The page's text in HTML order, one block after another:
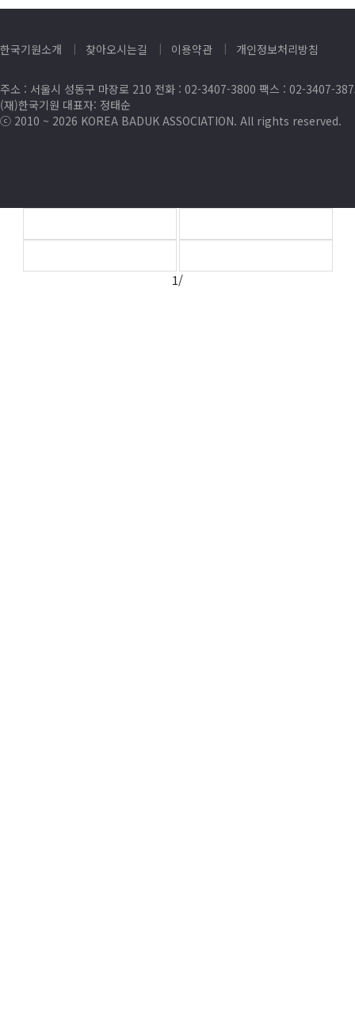
한국기원소개 찾아오시는길 이용약관 개인정보처리방침
주소 : 서울시 성동구 마장로 210 전화 : 02-3407-3800 팩스 : 02-3407-
(재)한국기원 대표자: 정태순
ⓒ 2010 ~ 2026 KOREA BADUK ASSOCIATION. All rights reserved.
1/